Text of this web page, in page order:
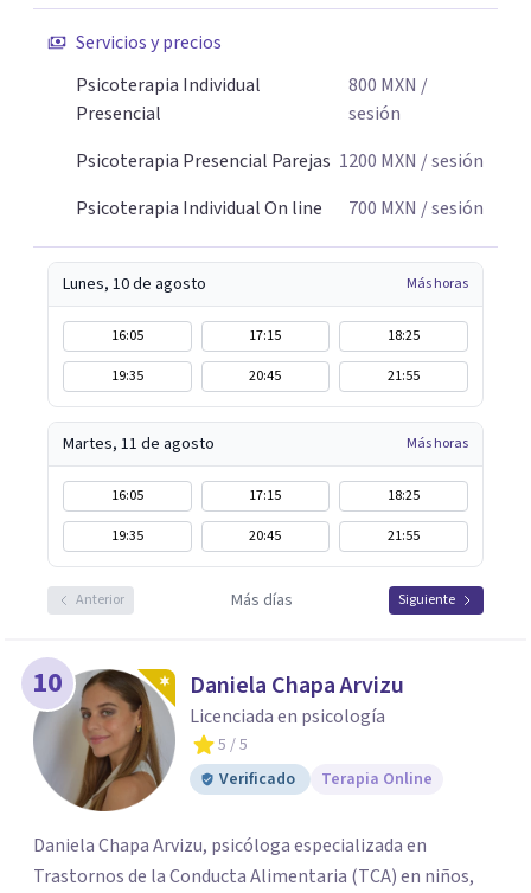
Servicios y precios
Psicoterapia Individual
Presencial
800 MXN /
sesión
Psicoterapia Presencial Parejas 1200 MXN / sesión
Psicoterapia Individual On line
700 MXN / sesión
Lunes, 10 de agosto Más horas
16:05 17:15
18:25
19:35
20:45 21:55
Martes, 11 de agosto Más horas
16:05 17:15
18:25
19:35
20:45 21:55
Anterior Más días Siguiente
10 Daniela Chapa Arvizu
Licenciada en psicología
5 / 5
Verificado
Terapia Online
Daniela Chapa Arvizu, psicóloga especializada en
Trastornos de la Conducta Alimentaria (TCA) en niños,